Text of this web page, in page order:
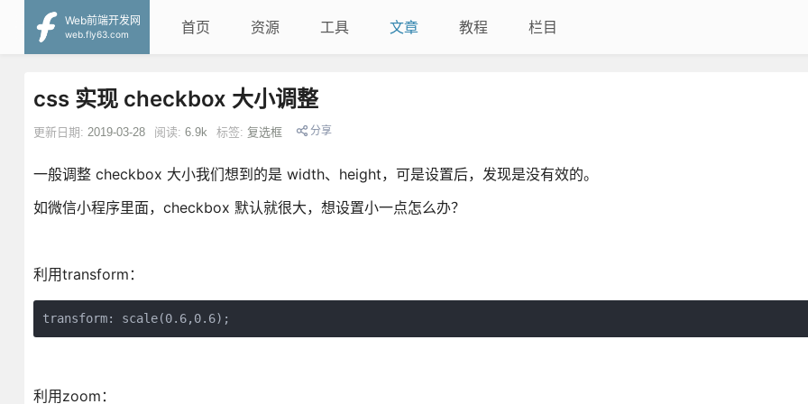
Web前端开发网
web.fly63.com
首页 资源 工具 文章 教程 栏目
css 实现 checkbox 大小调整
更新日期: 2019-03-28 阅读: 6.9k 标签: 复选框 分享
一般调整 checkbox 大小我们想到的是 width、height，可是设置后，发现是没有效的。
如微信小程序里面，checkbox 默认就很大，想设置小一点怎么办？
利用transform：
transform: scale(0.6,0.6);
利用zoom：